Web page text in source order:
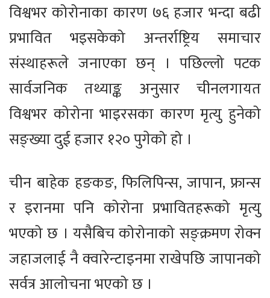
विश्वभर कोरोनाका कारण ७६ हजार भन्दा बढी
प्रभावित भइसकेको अन्तर्राष्ट्रिय समाचार
संस्थाहरूले जनाएका छन् । पछिल्लो पटक
सार्वजनिक तथ्याङ्क अनुसार चीनलगायत
विश्वभर कोरोना भाइरसका कारण मृत्यु हुनेको
सङ्ख्या दुई हजार १२० पुगेको हो ।
चीन बाहेक हङकङ, फिलिपिन्स, जापान, फ्रान्स
र इरानमा पनि कोरोना प्रभावितहरूको मृत्यु
भएको छ । यसैबिच कोरोनाको सङ्क्रमण रोक्न
जहाजलाई नै क्वारेन्टाइनमा राखेपछि जापानको
सर्वत्र आलोचना भएको छ ।